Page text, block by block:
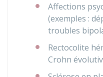
Affections
(exemples :
troubles
Rectocolite
Crohn